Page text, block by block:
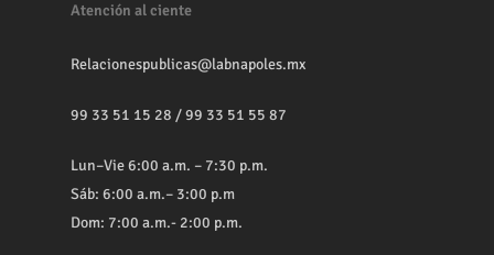
Atención al ciente
Relacionespublicas@labnapoles.mx
99 33 51 15 28 /99 33 51 55 87
Lun–Vie 6:00 a.m. – 7:30 p.m.
Sáb: 6:00 a.m.– 3:00 p.m
Dom: 7:00 a.m.- 2:00 p.m.